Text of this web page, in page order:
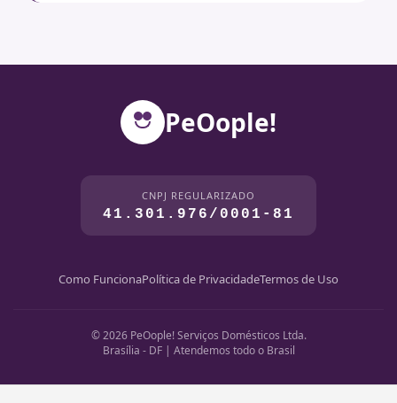
PeOople!
CNPJ REGULARIZADO
41.301.976/0001-81
Como FuncionaPolítica de PrivacidadeTermos de Uso
© 2026 PeOople! Serviços Domésticos Ltda.
Brasília - DF | Atendemos todo o Brasil